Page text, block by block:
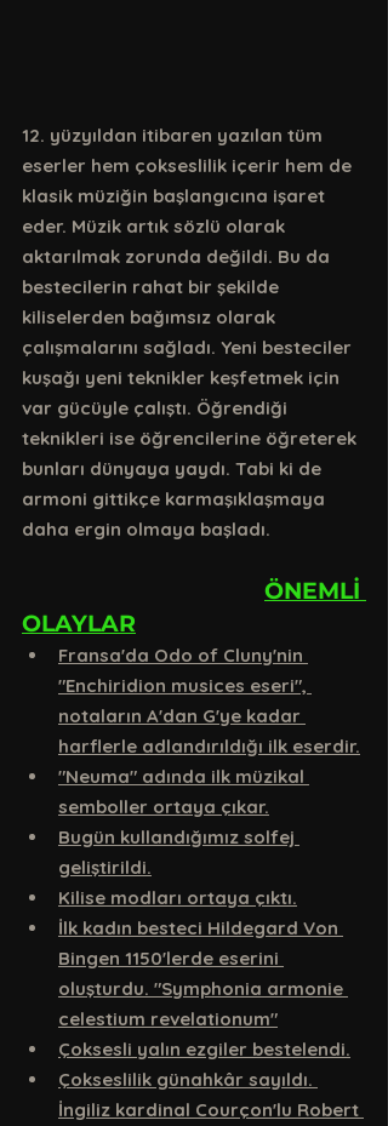
12. yüzyıldan itibaren yazılan tüm
eserler hem çokseslilik içerir hem de
klasik müziğin başlangıcına işaret
eder. Müzik artık sözlü olarak
aktarılmak zorunda değildi. Bu da
bestecilerin rahat bir şekilde
kiliselerden bağımsız olarak
çalışmalarını sağladı. Yeni besteciler
kuşağı yeni teknikler keşfetmek için
var gücüyle çalıştı. Öğrendiği
teknikleri ise öğrencilerine öğreterek
bunları dünyaya yaydı. Tabi ki de
armoni gittikçe karmaşıklaşmaya
daha ergin olmaya başladı.
ÖNEMLİ
OLAYLAR
Fransa'da Odo of Cluny'nin
"Enchiridion musices eseri",
notaların A'dan G'ye kadar
harflerle adlandırıldığı ilk eserdir.
"Neuma" adında ilk müzikal
semboller ortaya çıkar.
Bugün kullandığımız solfej
geliştirildi.
Kilise modları ortaya çıktı.
İlk kadın besteci Hildegard Von
Bingen 1150'lerde eserini
oluşturdu. "Symphonia armonie
celestium revelationum"
Çoksesli yalın ezgiler bestelendi.
Çokseslilik günahkâr sayıldı.
İngiliz kardinal Courçon'lu Robert